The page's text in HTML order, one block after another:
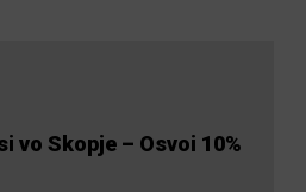
vo Skopje – Osvoi 10%